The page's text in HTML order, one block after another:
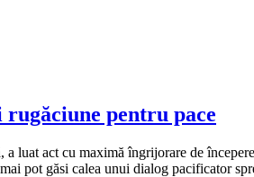
pentru pace
luat act cu maximă îngrijorare de
pot găsi calea unui dialog pacificator